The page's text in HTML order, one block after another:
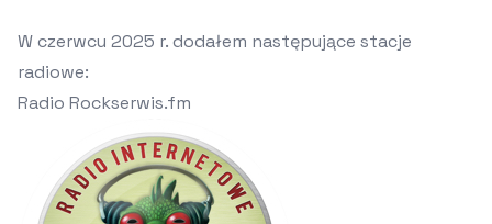
W czerwcu 2025 r. dodałem następujące stacje
radiowe:
Radio Rockserwis.fm